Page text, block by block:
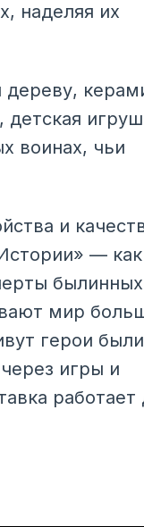
наделяя их
дереву,
воинах, чьи
и
— как
былинных
мир
герои
игры и
работает